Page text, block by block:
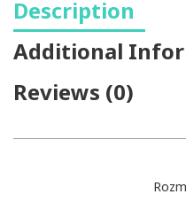
Description
Additional
Reviews (0)